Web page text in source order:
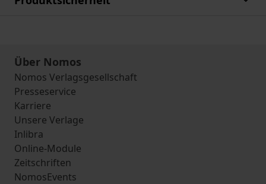
Über Nomos
Nomos Verlagsgesellschaft
Presseservice
Karriere
Unsere Verlage
Inlibra
Online-Module
Zeitschriften
NomosEvents